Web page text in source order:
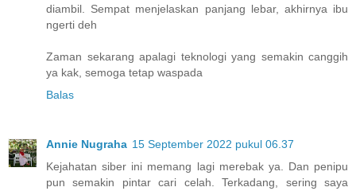
diambil. Sempat menjelaskan panjang lebar, akhirnya ibu
ngerti deh
Zaman sekarang apalagi teknologi yang semakin canggih
ya kak, semoga tetap waspada
Balas
Annie Nugraha 15 September 2022 pukul 06.37
Kejahatan siber ini memang lagi merebak ya. Dan penipu
pun semakin pintar cari celah. Terkadang, sering saya